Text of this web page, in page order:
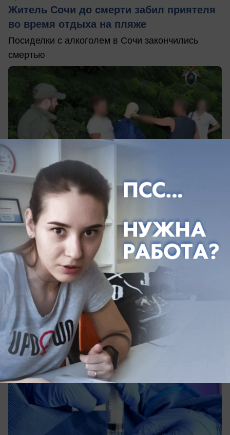
Житель Сочи до смерти забил приятеля
во время отдыха на пляже
Посиделки с алкоголем в Сочи закончились
смертью
вчера в 14:05 0
Общество
На Кубани мать отказывалась лечить
ребенка с ВИЧ и туберкулезом
Жительницу Кубани через суд обязали
согласиться на госпитализацию сына